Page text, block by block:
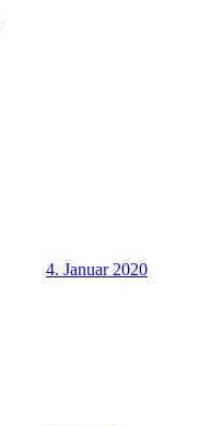
4. Januar 2020